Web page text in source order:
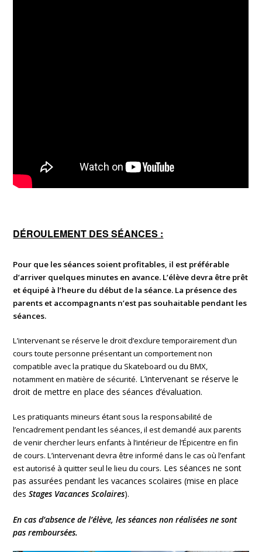
DÉROULEMENT DES SÉANCES :
Pour que les séances soient profitables, il est préférable
d’arriver quelques minutes en avance. L’élève devra être prêt
et équipé à l’heure du début de la séance. La présence des
parents et accompagnants n’est pas souhaitable pendant les
séances.
L’intervenant se réserve le droit d’exclure temporairement d’un
cours toute personne présentant un comportement non
compatible avec la pratique du Skateboard ou du BMX,
notamment en matière de sécurité. L’intervenant se réserve le
droit de mettre en place des séances d’évaluation.
Les pratiquants mineurs étant sous la responsabilité de
l’encadrement pendant les séances, il est demandé aux parents
de venir chercher leurs enfants à l’intérieur de l’Épicentre en fin
de cours. L’intervenant devra être informé dans le cas où l’enfant
est autorisé à quitter seul le lieu du cours. Les séances ne sont
pas assurées pendant les vacances scolaires (mise en place
desStages Vacances Scolaires).
En cas d’absence de l’élève, les séances non réalisées ne sont
pas remboursées.